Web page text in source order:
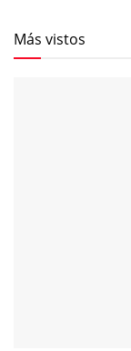
Más vistos